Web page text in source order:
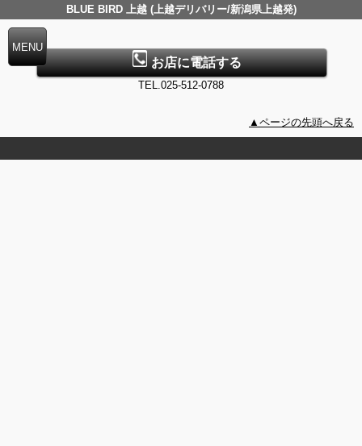
BLUE BIRD 上越 (上越デリバリー/新潟県上越発)
お店に電話する
TEL.025-512-0788
▲ページの先頭へ戻る